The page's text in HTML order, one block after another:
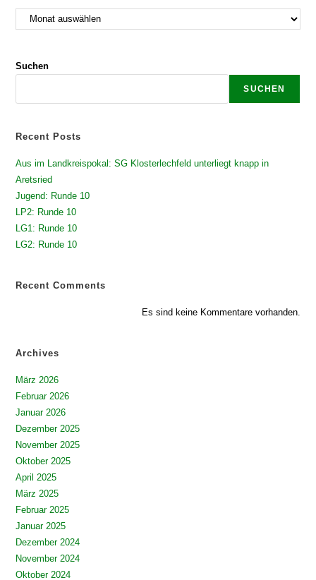
Suchen
SUCHEN
Recent Posts
Aus im Landkreispokal: SG Klosterlechfeld unterliegt knapp in
Aretsried
Jugend: Runde 10
LP2: Runde 10
LG1: Runde 10
LG2: Runde 10
Recent Comments
Es sind keine Kommentare vorhanden.
Archives
März 2026
Februar 2026
Januar 2026
Dezember 2025
November 2025
Oktober 2025
April 2025
März 2025
Februar 2025
Januar 2025
Dezember 2024
November 2024
Oktober 2024